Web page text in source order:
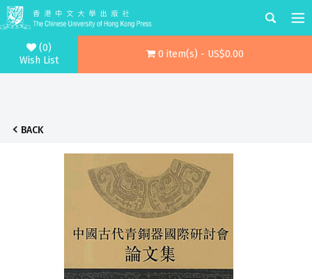
(0)
Wish List
0 item(s) - US$0.00
BACK